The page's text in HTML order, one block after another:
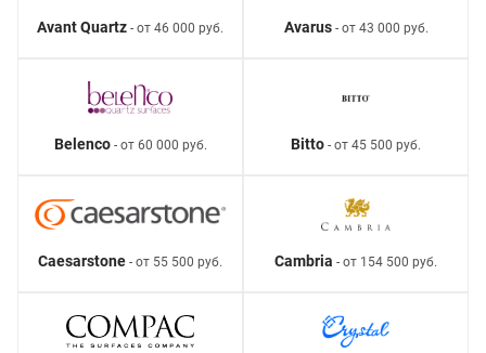
Avant Quartz - от 46 000 руб. Avarus- от 43 000 руб.
Belenco- от 60 000 руб. Bitto - от 45 500 руб.
Caesarstone - от 55 500 руб. Cambria - от 154 500 руб.